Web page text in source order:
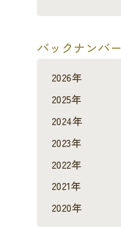
バックナンバー
2026年
2025年
2024年
2023年
2022年
2021年
2020年